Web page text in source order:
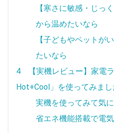
【寒さに敏感・じ
から温めたいなら
【子どもやペット
たいなら
4 【実機レビュー】家電
Hot+Cool」を使ってみまし
実機を使ってみて気
省エネ機能搭載で電